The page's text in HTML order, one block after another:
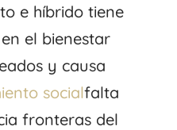
e híbrido tiene
el bienestar
y causa
socialfalta
fronteras del